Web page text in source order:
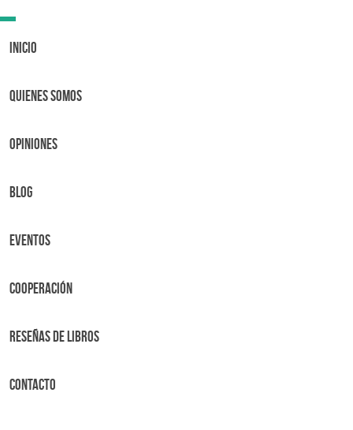
Toggle
Inicio
Quienes Somos
OPINIONES
BLOG
Eventos
Cooperación
Reseñas de libros
Contacto